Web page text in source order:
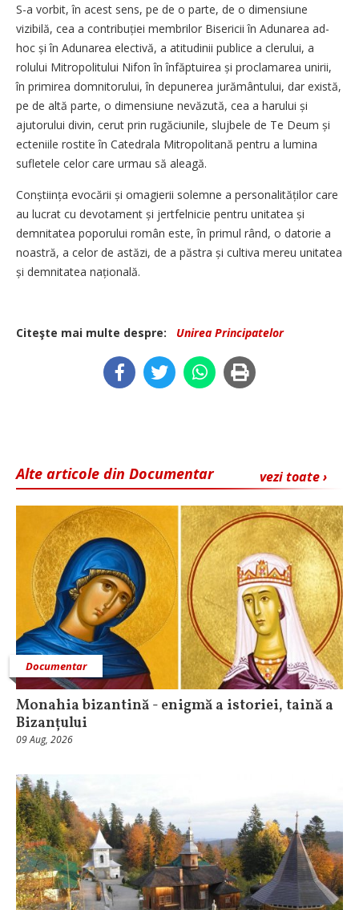
S-a vorbit, în acest sens, pe de o parte, de o dimensiune
vizibilă, cea a contribuției membrilor Bisericii în Adunarea ad-
hoc și în Adunarea electivă, a atitudinii publice a clerului, a
rolului Mitropolitului Nifon în înfăptuirea și proclamarea unirii,
în primirea domnitorului, în depunerea jurământului, dar există,
pe de altă parte, o dimensiune nevăzută, cea a harului și
ajutorului divin, cerut prin rugăciunile, slujbele de Te Deum și
ecteniile rostite în Catedrala Mitropolitană pentru a lumina
sufletele celor care urmau să aleagă.
Conștiința evocării și omagierii solemne a personalităților care
au lucrat cu devotament și jertfelnicie pentru unitatea și
demnitatea poporului român este, în primul rând, o datorie a
noastră, a celor de astăzi, de a păstra și cultiva me­reu unitatea
și demnitatea națională.
Citeşte mai multe despre: Unirea Principatelor
vezi toate ›
Alte articole din Documentar
Documentar
Monahia bizantină - enigmă a istoriei, taină a
Bizanțului
09 Aug, 2026